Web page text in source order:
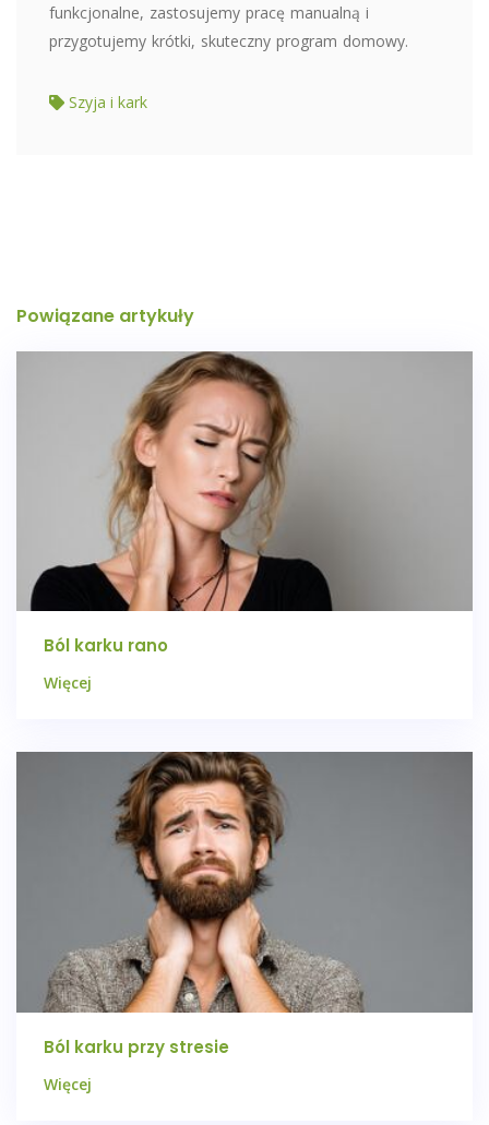
funkcjonalne, zastosujemy pracę manualną i
przygotujemy krótki, skuteczny program domowy.
Szyja i kark
Powiązane artykuły
Ból karku rano
Więcej
Ból karku przy stresie
Więcej